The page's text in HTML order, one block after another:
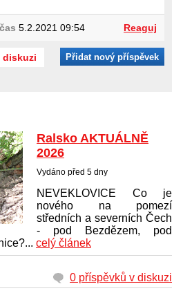
5.2.2021 09:54 Reaguj
diskuzi Přidat nový příspěvek
Ralsko AKTUÁLNĚ
2026
Vydáno před 5 dny
NEVEKLOVICE Co je
nového na pomezí
středních a severních Čech
- pod Bezdězem, pod
celý článek
0 příspěvků v diskuzi